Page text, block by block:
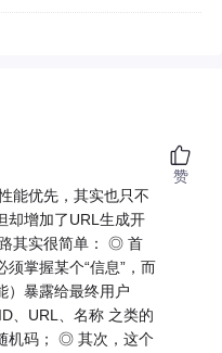
能优先，其实也只不
却增加了URL生成开
其实很简单： ◎ 首
掌握某个“信息”，而
）暴露给最终用户
、URL、名称 之类的
机码； ◎ 其次，这个
赞